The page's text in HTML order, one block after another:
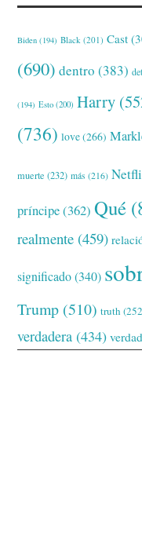
Biden (194) Black (201) Cast
(690) dentro (383)
(194) Esto (200) Harry
(736) love(266)
muerte (232) más (216)
príncipe(362) Qué
realmente (459)
significado(340)
Trump (510) truth
verdadera (434)